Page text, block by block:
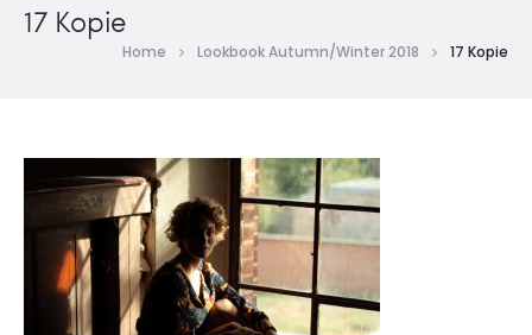
17 Kopie
Home Lookbook Autumn/Winter 2018 17 Kopie